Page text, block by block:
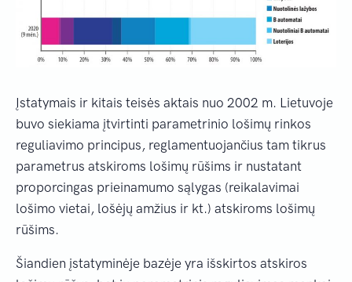
Įstatymais ir kitais teisės aktais nuo 2002 m. Lietuvoje
buvo siekiama įtvirtinti parametrinio lošimų rinkos
reguliavimo principus, reglamentuojančius tam tikrus
parametrus atskiroms lošimų rūšims ir nustatant
proporcingas prieinamumo sąlygas (reikalavimai
lošimo vietai, lošėjų amžius ir kt.) atskiroms lošimų
rūšims.
Šiandien įstatyminėje bazėje yra išskirtos atskiros